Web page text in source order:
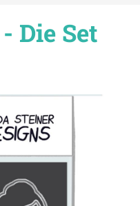
Die Set